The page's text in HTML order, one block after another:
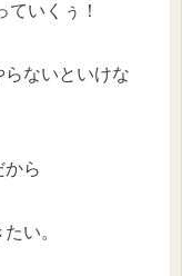
いくぅ！
ないといけな
から
い。